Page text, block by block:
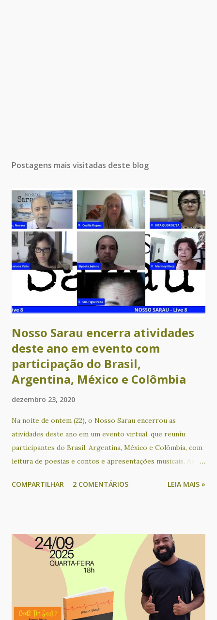
Postagens mais visitadas deste blog
Nosso Sarau encerra atividades
deste ano em evento com
participação do Brasil,
Argentina, México e Colômbia
dezembro 23, 2020
Na noite de ontem (22), o Nosso Sarau encerrou as
atividades deste ano em um evento virtual, que reuniu
participantes do Brasil, Argentina, México e Colômbia, com
leitura de poesias e contos e apresentações musicais. As
desde que o evento passou a ser realizado em formato on-
Maschio, Cacau Novaes, Catarina Labouré, Cecilia Peixoto,
Cecilia Rogers, Claudia Alejandra Auriol, Cris Ávila, Cristina
Leilane Fernandes, Dilma de Andrade, Faba, Gabriela Ladrón
de Guevara, Graciela Romero, Jooselene Neggra Black,
Jorge Alfredo Castillo Moreno, Lican Javier M., Ligia
Helena Carvalho, Manuela Barreto, Mariana Valle, Mariney
COMPARTILHAR 2 COMENTÁRIOS LEIA MAIS »